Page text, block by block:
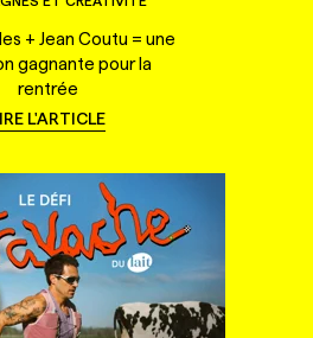
+ Jean Coutu = une
gagnante pour la
rentrée
L'ARTICLE